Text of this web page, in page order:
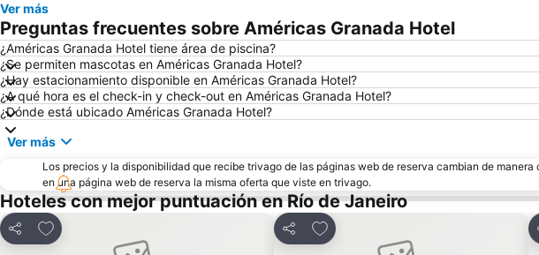
Ver más
Preguntas frecuentes sobre Américas Granada Hotel
¿Américas Granada Hotel tiene área de piscina?
¿Se permiten mascotas en Américas Granada Hotel?
¿Hay estacionamiento disponible en Américas Granada Hotel?
¿A qué hora es el check-in y check-out en Américas Granada Hotel?
¿Dónde está ubicado Américas Granada Hotel?
Ver más
Los precios y la disponibilidad que recibe trivago de las páginas web de reserva cambian de
en una página web de reserva la misma oferta que viste en trivago.
Hoteles con mejor puntuación en Río de Janeiro
Compartir
Agregar a favoritos
Compartir
Agregar a favoritos